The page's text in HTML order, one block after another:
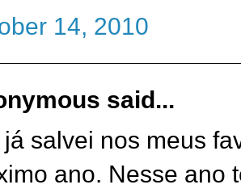
14, 2010
said...
já salvei nos meus
ano. Nesse ano